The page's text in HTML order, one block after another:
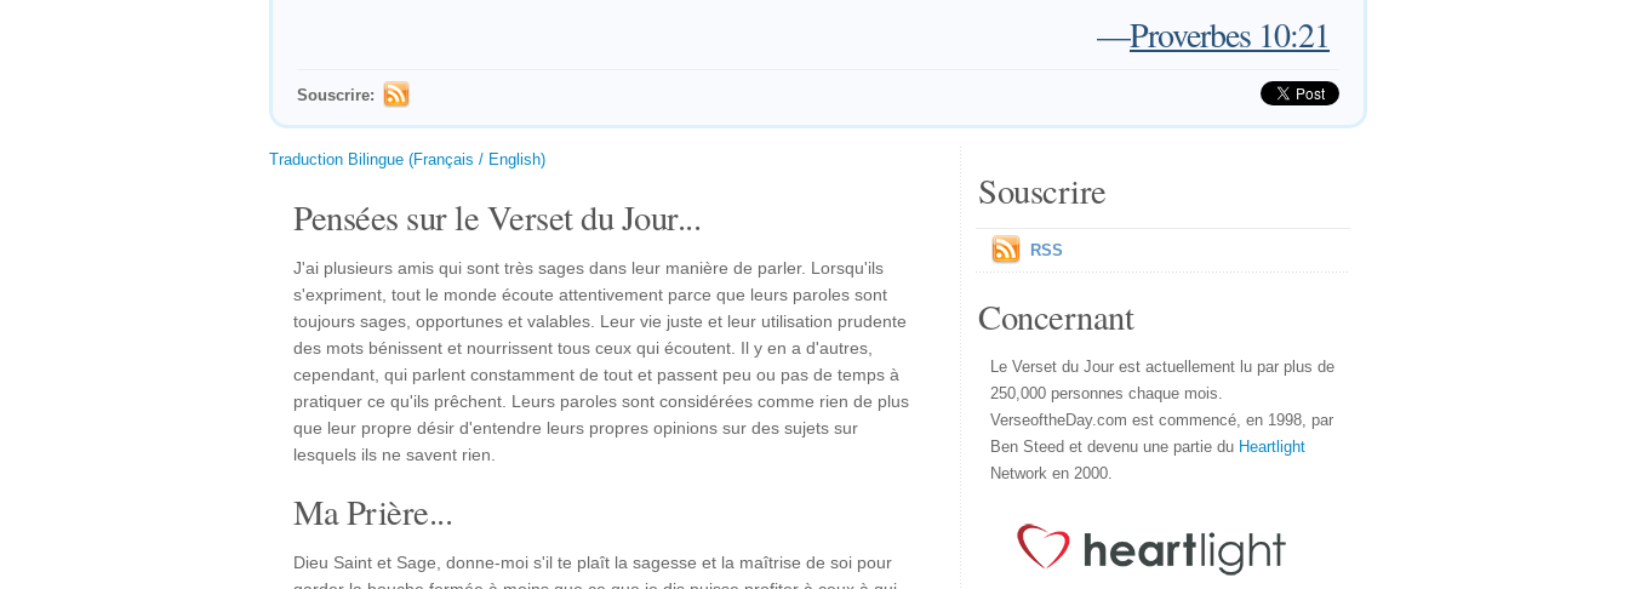
—Proverbes 10:21
Souscrire:
Traduction Bilingue (Français / English)
Pensées sur le Verset du Jour...
J'ai plusieurs amis qui sont très sages dans leur manière de parler. Lorsqu'ils
s'expriment, tout le monde écoute attentivement parce que leurs paroles sont
toujours sages, opportunes et valables. Leur vie juste et leur utilisation prudente
des mots bénissent et nourrissent tous ceux qui écoutent. Il y en a d'autres,
cependant, qui parlent constamment de tout et passent peu ou pas de temps à
pratiquer ce qu'ils prêchent. Leurs paroles sont considérées comme rien de plus
que leur propre désir d'entendre leurs propres opinions sur des sujets sur
lesquels ils ne savent rien.
Ma Prière...
Dieu Saint et Sage, donne-moi s'il te plaît la sagesse et la maîtrise de soi pour
Souscrire
RSS
Concernant
Le Verset du Jour est actuellement lu par plus de
250,000 personnes chaque mois.
VerseoftheDay.com est commencé, en 1998, par
Ben Steed et devenu une partie du Heartlight
Network en 2000.